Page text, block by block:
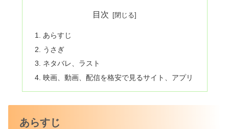
目次
あらすじ
うさぎ
ネタバレ、ラスト
映画、動画、配信を格安で見るサイト、アプリ
あらすじ